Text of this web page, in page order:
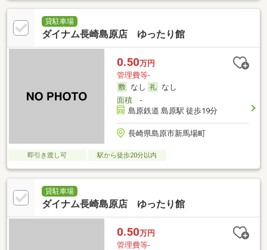
貸駐車場
ダイナム長崎島原店 ゆったり館
0.50万円
管理費等-
なし
なし
面積-
島原鉄道 島原駅 徒歩19分
長崎県島原市新馬場町
即引き渡し可 駅から徒歩20分以内
貸駐車場
ダイナム長崎島原店 ゆったり館
0.50万円
管理費等-